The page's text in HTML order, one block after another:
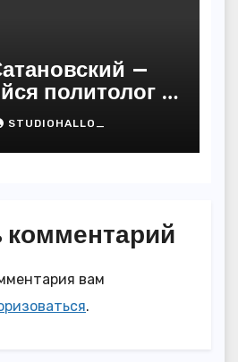
—
политолог и
с бесподобной
и
STUDIOHALLO_
комментарий
вам
.